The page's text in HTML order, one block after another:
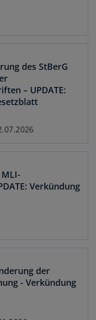
des StBerG
– UPDATE:
Verkündung
der
- Verkündung